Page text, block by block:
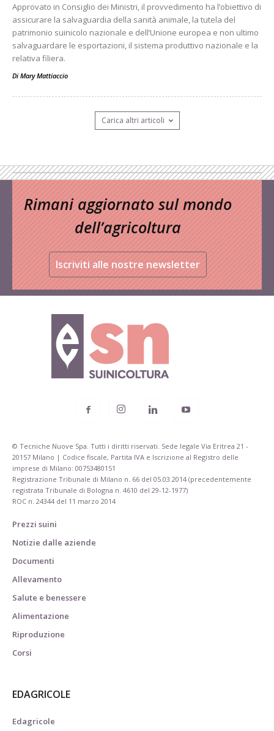
Approvato in Consiglio dei Ministri, il provvedimento ha l’obiettivo di
assicurare la salvaguardia della sanità animale, la tutela del
patrimonio suinicolo nazionale e dell’Unione europea e non ultimo
salvaguardare le esportazioni, il sistema produttivo nazionale e la
relativa filiera.
Di Mary Mattiaccio
Carica altri articoli
Rimani aggiornato sul mondo
dell’agricoltura
Iscriviti alle nostre newsletter
© Tecniche Nuove Spa. Tutti i diritti riservati. Sede legale Via Eritrea 21 -
20157 Milano | Codice fiscale, Partita IVA e Iscrizione al Registro delle
imprese di Milano: 00753480151
Registrazione Tribunale di Milano n. 66 del 05.03.2014 (precedentemente
registrata Tribunale di Bologna n. 4610 del 29-12-1977)
ROC n. 24344 del 11 marzo 2014
Prezzi suini
Notizie dalle aziende
Documenti
Allevamento
Salute e benessere
Alimentazione
Riproduzione
Corsi
EDAGRICOLE
Edagricole